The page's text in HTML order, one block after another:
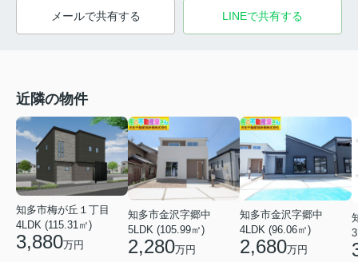
メールで共有する LINEで共有する
近隣の物件
知多市梅が丘１丁目
4LDK (115.31㎡)
3,880万円
知多市金沢字郷中
5LDK (105.99㎡)
2,280万円
知多市金沢字郷中
4LDK (96.06㎡)
2,680万円